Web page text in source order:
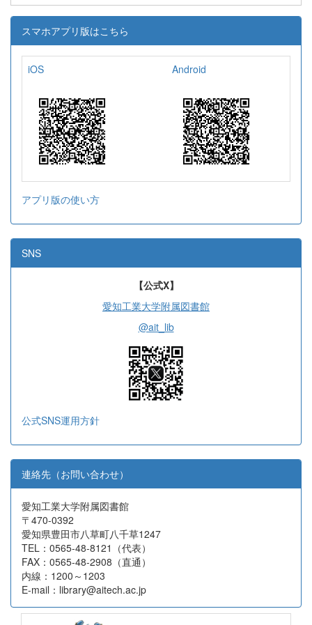
スマホアプリ版はこちら
iOS Android
アプリ版の使い方
SNS
【公式X】
愛知工業大学附属図書館
@ait_lib
公式SNS運用方針
連絡先（お問い合わせ）
愛知工業大学附属図書館
〒470-0392
愛知県豊田市八草町八千草1247
TEL：0565-48-8121（代表）
FAX：0565-48-2908（直通）
内線：1200～1203
E-mail：library@aitech.ac.jp